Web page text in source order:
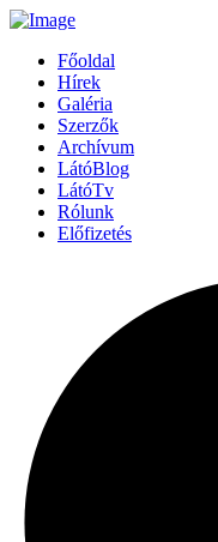
Főoldal
Hírek
Galéria
Szerzők
Archívum
LátóBlog
LátóTv
Rólunk
Előfizetés